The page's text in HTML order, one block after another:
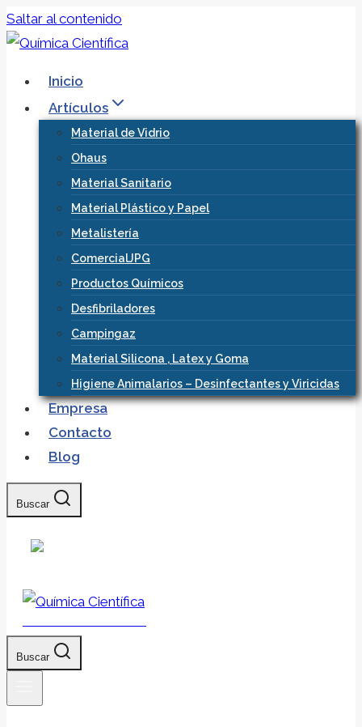
Saltar al contenido
Inicio
Artículos
Material de Vidrio
Ohaus
Material Sanitario
Material Plástico y Papel
Metalistería
ComercialJPG
Productos Químicos
Desfibriladores
Campingaz
Material Silicona , Latex y Goma
Higiene Animalarios – Desinfectantes y Viricidas
Empresa
Contacto
Blog
Buscar
Buscar